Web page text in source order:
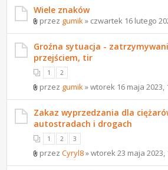
Wiele znaków
przez gumik » czwartek 16 lutego
Groźna sytuacja -
przejściem, tir
1 2
przez gumik » wtorek 16 maja 2023,
Zakaz wyprzedzania dla
autostradach i drogach
1 2 3
przezCyryl8» wtorek 23 maja 2023,